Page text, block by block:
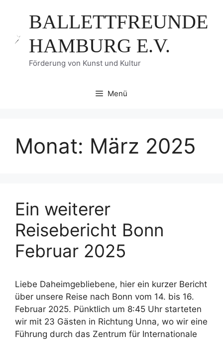
springenBALLETTFREUNDE
HAMBURG E.V.
Förderung von Kunst und Kultur
Menü
Monat: März 2025
Ein weiterer
Reisebericht Bonn
Februar 2025
Liebe Daheimgebliebene, hier ein kurzer Bericht
über unsere Reise nach Bonn vom 14. bis 16.
Februar 2025. Pünktlich um 8:45 Uhr starteten
wir mit 23 Gästen in Richtung Unna, wo wir eine
Führung durch das Zentrum für Internationale